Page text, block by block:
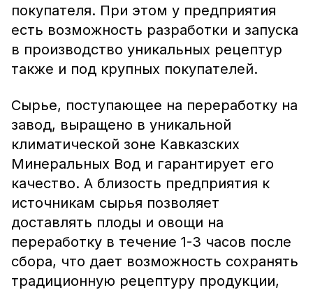
покупателя. При этом у предприятия
есть возможность разработки и запуска
в производство уникальных рецептур
также и под крупных покупателей.
Сырье, поступающее на переработку на
завод, выращено в уникальной
климатической зоне Кавказских
Минеральных Вод и гарантирует его
качество. А близость предприятия к
источникам сырья позволяет
доставлять плоды и овощи на
переработку в течение 1-3 часов после
сбора, что дает возможность сохранять
традиционную рецептуру продукции,